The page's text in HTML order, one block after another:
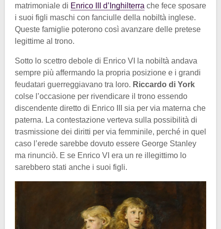
matrimoniale di Enrico III d’Inghilterra che fece sposare
i suoi figli maschi con fanciulle della nobiltà inglese.
Queste famiglie poterono così avanzare delle pretese
legittime al trono.
Sotto lo scettro debole di Enrico VI la nobiltà andava
sempre più affermando la propria posizione e i grandi
feudatari guerreggiavano tra loro. Riccardo di York
colse l’occasione per rivendicare il trono essendo
discendente diretto di Enrico III sia per via materna che
paterna. La contestazione verteva sulla possibilità di
trasmissione dei diritti per via femminile, perché in quel
caso l’erede sarebbe dovuto essere George Stanley
ma rinunciò. E se Enrico VI era un re illegittimo lo
sarebbero stati anche i suoi figli.